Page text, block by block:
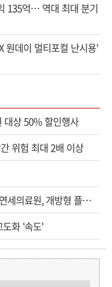
135억… 역대 최대 분기
원데이 멀티포컬 난시용'
대상 50% 할인행사
위험 최대 2배 이상
개방형 플랫폼 성과 공개
도화 '속도'